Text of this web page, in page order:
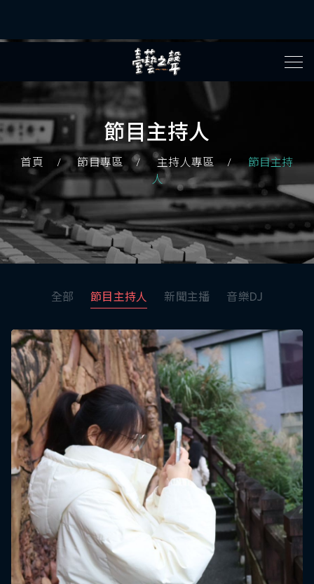
節目主持人
首頁 節目專區 主持人專區
節目主持
人
全部 節目主持人 新聞主播 音樂DJ